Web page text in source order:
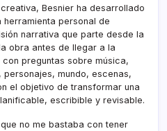
Besnier ha desarrollado
personal de
narrativa que parte desde la
obra antes de llegar a la
preguntas sobre música,
mundo, escenas,
el objetivo de transformar una
escribible y revisable.
no me bastaba con tener